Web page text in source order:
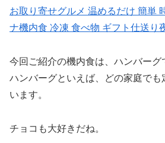
お取り寄せグルメ 温めるだけ 簡単
ナ機内食 冷凍 食べ物 ギフト仕送り
今回ご紹介の機内食は、ハンバーグ
ハンバーグといえば、どの家庭でも
います。
チョコも大好きだね。